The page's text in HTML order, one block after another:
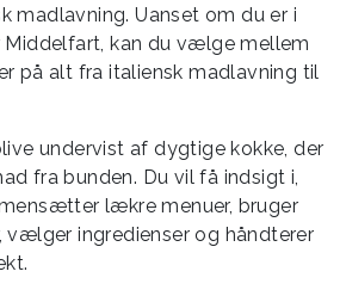
madlavning. Uanset om du er i
Middelfart, kan du vælge mellem
på alt fra italiensk madlavning til
undervist af dygtige kokke, der
fra bunden. Du vil få indsigt i,
lækre menuer, bruger
vælger ingredienser og håndterer